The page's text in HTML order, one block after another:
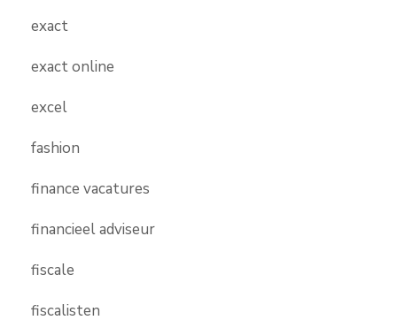
exact
exact online
excel
fashion
finance vacatures
financieel adviseur
fiscale
fiscalisten